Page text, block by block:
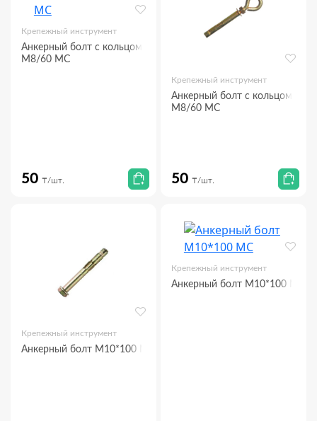
Крепежный инструмент
Анкерный болт с кольцом
М8/60 МС
50 ₸/шт.
Крепежный инструмент
Анкерный болт с кольцом
М8/60 МС
50 ₸/шт.
Крепежный инструмент
Анкерный болт М10*100 МС
Крепежный инструмент
Анкерный болт М10*100 МС